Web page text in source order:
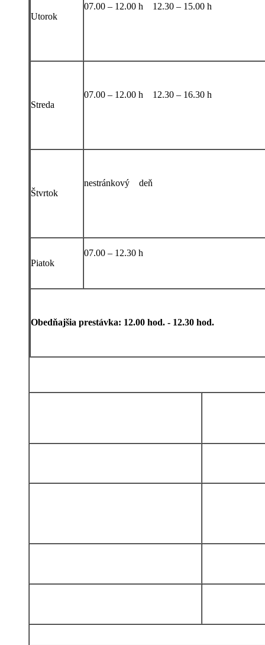
Utorok
07.00 – 12.00 h 12.30 – 15.00 h
Streda
07.00 – 12.00 h 12.30 – 16.30 h
Štvrtok
nestránkový deň
Piatok
07.00 – 12.30 h
Obedňajšia prestávka: 12.00 hod. - 12.30 hod.